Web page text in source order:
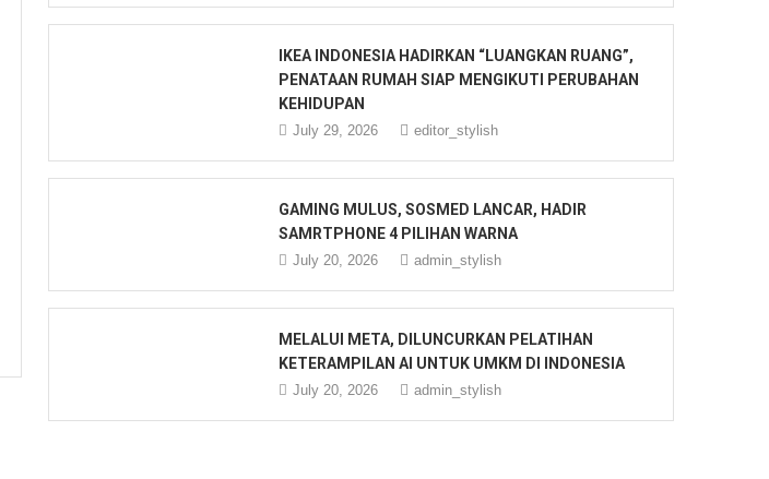
IKEA INDONESIA HADIRKAN “LUANGKAN RUANG”,
PENATAAN RUMAH SIAP MENGIKUTI PERUBAHAN
KEHIDUPAN
July 29, 2026 editor_stylish
GAMING MULUS, SOSMED LANCAR, HADIR
SAMRTPHONE 4 PILIHAN WARNA
July 20, 2026 admin_stylish
MELALUI META, DILUNCURKAN PELATIHAN
KETERAMPILAN AI UNTUK UMKM DI INDONESIA
July 20, 2026 admin_stylish